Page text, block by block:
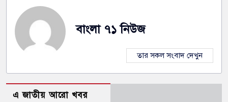
বাংলা ৭১ নিউজ
তার সকল সংবাদ দেখুন
এ জাতীয় আরো খবর